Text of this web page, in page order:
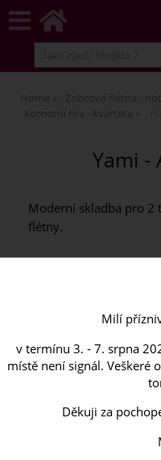
Home
Zobcová flétna -
Komorní hra - kvarteta
Yami -
Moderní skladba pro 2
flétny.
Milí
v termínu 3. - 7. srpna
místě není signál. Veškeré
Děkuji za